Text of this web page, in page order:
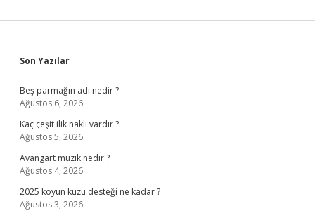
Sidebar
Son Yazılar
Beş parmağın adı nedir ?
Ağustos 6, 2026
Kaç çeşit ilik nakli vardır ?
Ağustos 5, 2026
Avangart müzik nedir ?
Ağustos 4, 2026
2025 koyun kuzu desteği ne kadar ?
Ağustos 3, 2026